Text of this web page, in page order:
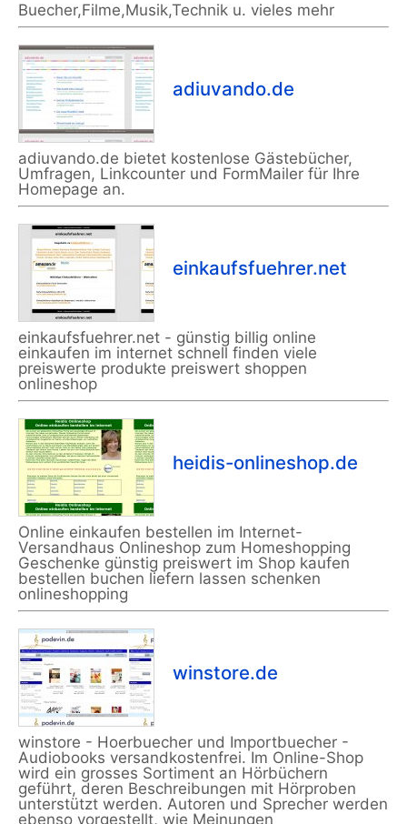
Buecher,Filme,Musik,Technik u. vieles mehr
adiuvando.de
adiuvando.de bietet kostenlose Gästebücher,
Umfragen, Linkcounter und FormMailer für Ihre
Homepage an.
einkaufsfuehrer.net
einkaufsfuehrer.net - günstig billig online
einkaufen im internet schnell finden viele
preiswerte produkte preiswert shoppen
onlineshop
heidis-onlineshop.de
Online einkaufen bestellen im Internet-
Versandhaus Onlineshop zum Homeshopping
Geschenke günstig preiswert im Shop kaufen
bestellen buchen liefern lassen schenken
onlineshopping
winstore.de
winstore - Hoerbuecher und Importbuecher -
Audiobooks versandkostenfrei. Im Online-Shop
wird ein grosses Sortiment an Hörbüchern
geführt, deren Beschreibungen mit Hörproben
unterstützt werden. Autoren und Sprecher werden
ebenso vorgestellt, wie Meinungen